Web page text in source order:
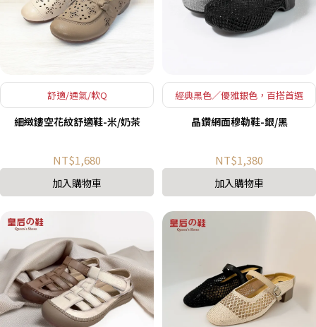
舒適/通氣/軟Q
細緻鏤空花紋舒適鞋-米/奶茶
NT$1,680
加入購物車
經典黑色／優雅銀色，百搭首選
晶鑽網面穆勒鞋-銀/黑
NT$1,380
加入購物車